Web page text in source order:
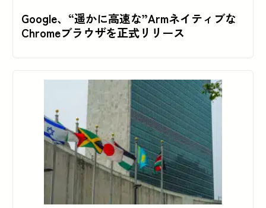
Google、“遥かに高速な”Armネイティブな
Chromeブラウザを正式リリース